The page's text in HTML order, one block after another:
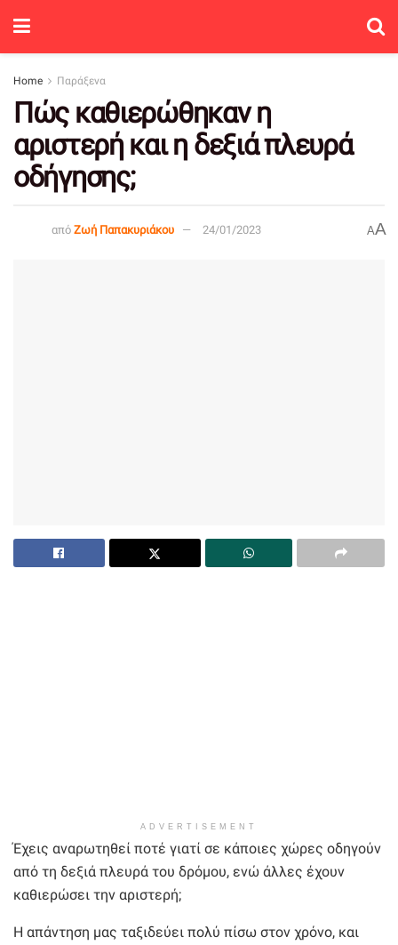
Home Παράξενα
Πώς καθιερώθηκαν η
αριστερή και η δεξιά πλευρά
οδήγησης;
από Ζωή Παπακυριάκου 24/01/2023 AA
ADVERTISEMENT
Έχεις αναρωτηθεί ποτέ γιατί σε κάποιες χώρες οδηγούν
από τη δεξιά πλευρά του δρόμου, ενώ άλλες έχουν
καθιερώσει την αριστερή;
Η απάντηση μας ταξιδεύει πολύ πίσω στον χρόνο, και